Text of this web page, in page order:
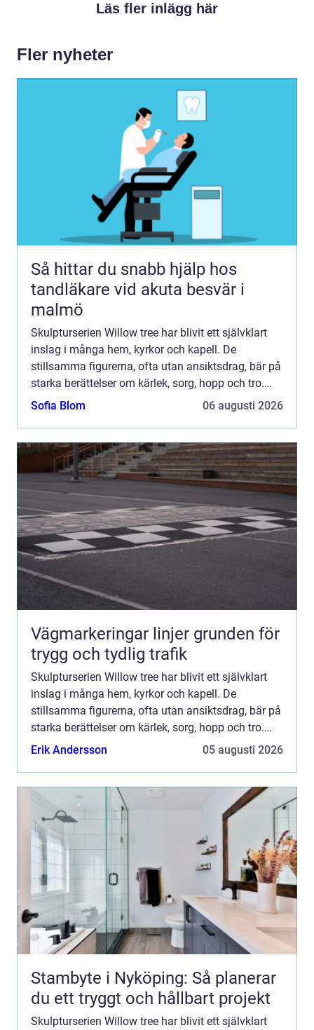
Läs fler inlägg här
Fler nyheter
Så hittar du snabb hjälp hos
tandläkare vid akuta besvär i
malmö
Skulpturserien Willow tree har blivit ett självklart
inslag i många hem, kyrkor och kapell. De
stillsamma figurerna, ofta utan ansiktsdrag, bär på
starka berättelser om kärlek, sorg, hopp och tro.
Genom små geste...
Sofia Blom 06 augusti 2026
Vägmarkeringar linjer grunden för
trygg och tydlig trafik
Skulpturserien Willow tree har blivit ett självklart
inslag i många hem, kyrkor och kapell. De
stillsamma figurerna, ofta utan ansiktsdrag, bär på
starka berättelser om kärlek, sorg, hopp och tro.
Genom små geste...
Erik Andersson 05 augusti 2026
Stambyte i Nyköping: Så planerar
du ett tryggt och hållbart projekt
Skulpturserien Willow tree har blivit ett självklart